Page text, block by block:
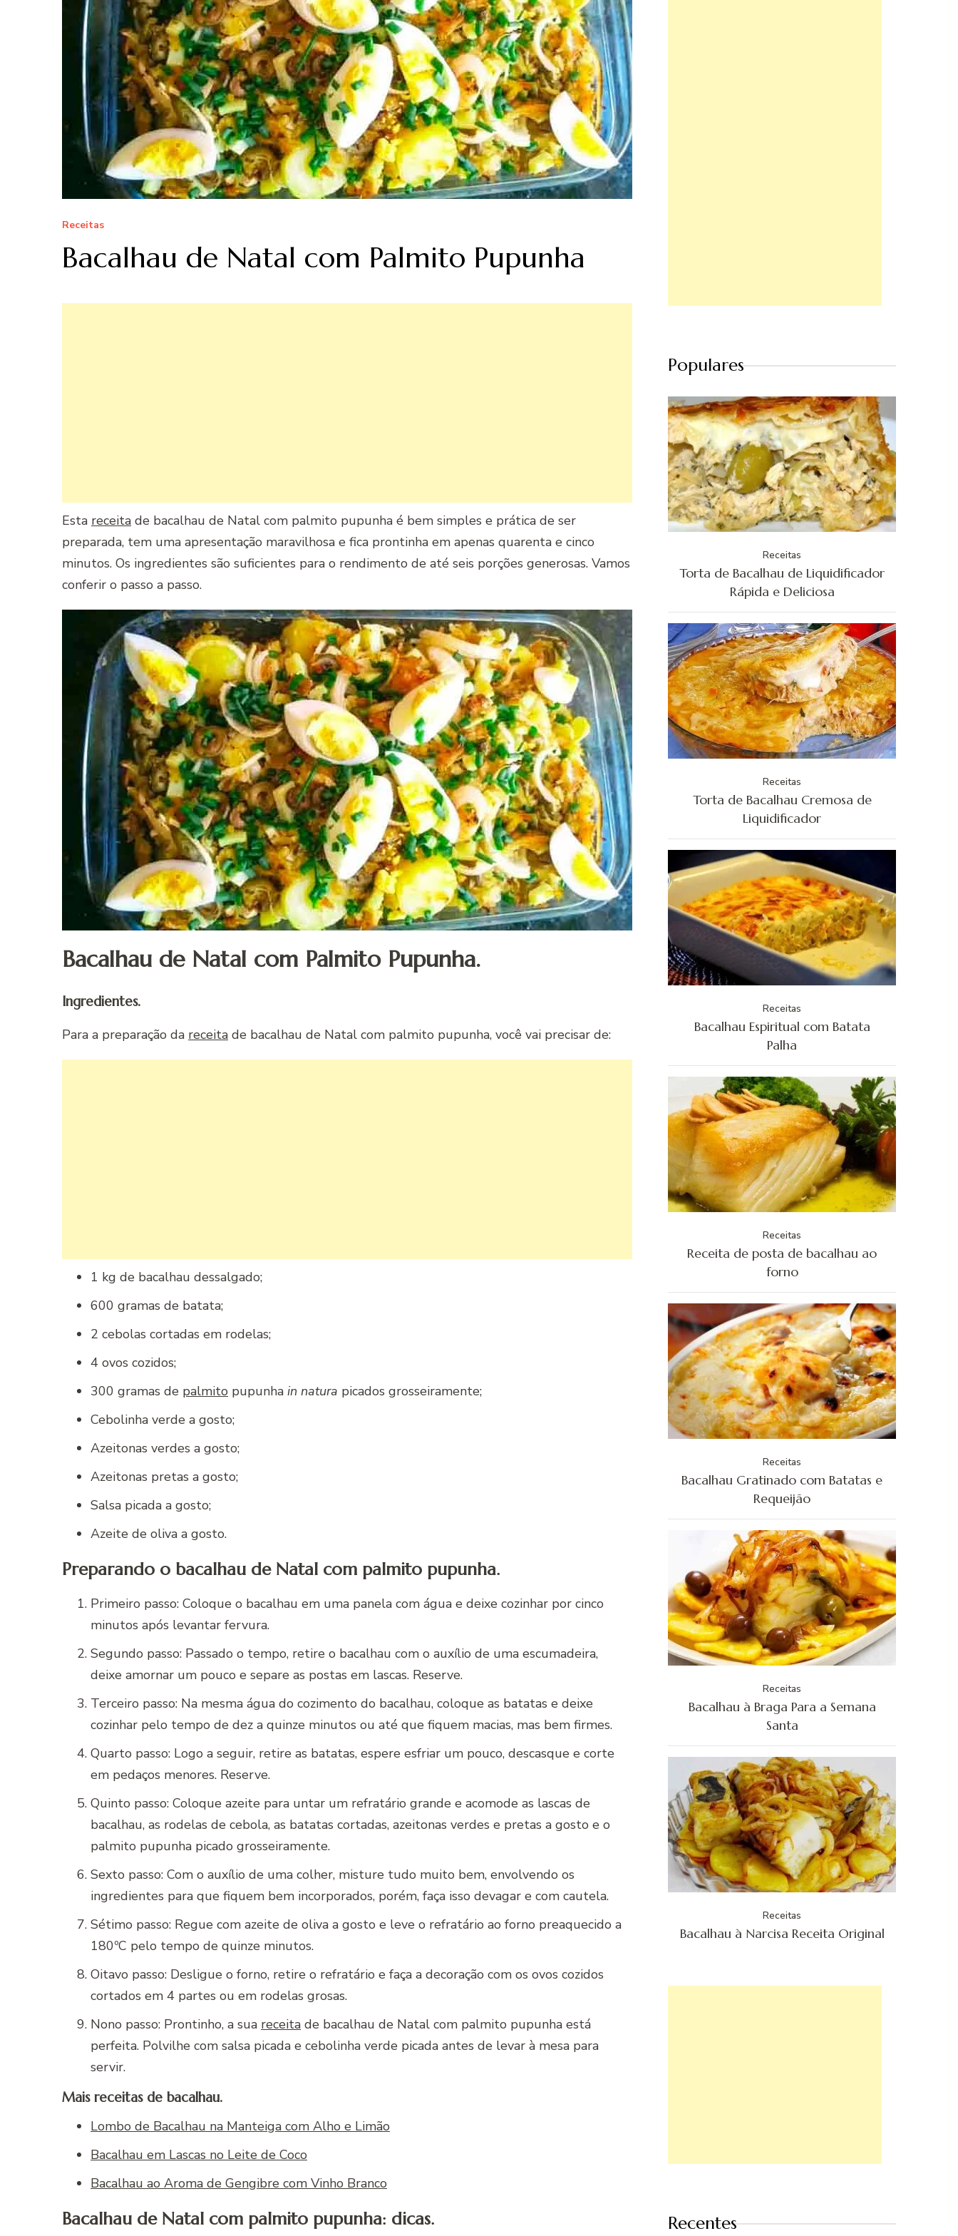
Receitas
Bacalhau de Natal com Palmito Pupunha
Esta receita de bacalhau de Natal com palmito pupunha é bem simples e prática de ser
preparada, tem uma apresentação maravilhosa e fica prontinha em apenas quarenta e cinco
minutos. Os ingredientes são suficientes para o rendimento de até seis porções generosas. Vamos
conferir o passo a passo.
Bacalhau de Natal com Palmito Pupunha.
Ingredientes.
Para a preparação da receita de bacalhau de Natal com palmito pupunha, você vai precisar de:
1 kg de bacalhau dessalgado;
600 gramas de batata;
2 cebolas cortadas em rodelas;
4 ovos cozidos;
300 gramas de palmito pupunha in natura picados grosseiramente;
Cebolinha verde a gosto;
Azeitonas verdes a gosto;
Azeitonas pretas a gosto;
Salsa picada a gosto;
Azeite de oliva a gosto.
Preparando o bacalhau de Natal com palmito pupunha.
Primeiro passo: Coloque o bacalhau em uma panela com água e deixe cozinhar por cinco
minutos após levantar fervura.
Segundo passo: Passado o tempo, retire o bacalhau com o auxílio de uma escumadeira,
deixe amornar um pouco e separe as postas em lascas. Reserve.
Terceiro passo: Na mesma água do cozimento do bacalhau, coloque as batatas e deixe
cozinhar pelo tempo de dez a quinze minutos ou até que fiquem macias, mas bem firmes.
Quarto passo: Logo a seguir, retire as batatas, espere esfriar um pouco, descasque e corte
em pedaços menores. Reserve.
Quinto passo: Coloque azeite para untar um refratário grande e acomode as lascas de
bacalhau, as rodelas de cebola, as batatas cortadas, azeitonas verdes e pretas a gosto e o
palmito pupunha picado grosseiramente.
Sexto passo: Com o auxílio de uma colher, misture tudo muito bem, envolvendo os
ingredientes para que fiquem bem incorporados, porém, faça isso devagar e com cautela.
Sétimo passo: Regue com azeite de oliva a gosto e leve o refratário ao forno preaquecido a
180ºC pelo tempo de quinze minutos.
Oitavo passo: Desligue o forno, retire o refratário e faça a decoração com os ovos cozidos
cortados em 4 partes ou em rodelas grosas.
Nono passo: Prontinho, a sua receita de bacalhau de Natal com palmito pupunha está
perfeita. Polvilhe com salsa picada e cebolinha verde picada antes de levar à mesa para
servir.
Mais receitas de bacalhau.
Lombo de Bacalhau na Manteiga com Alho e Limão
Bacalhau em Lascas no Leite de Coco
Bacalhau ao Aroma de Gengibre com Vinho Branco
Bacalhau de Natal com palmito pupunha: dicas.
Populares
Receitas
Torta de Bacalhau de Liquidificador
Rápida e Deliciosa
Receitas
Torta de Bacalhau Cremosa de
Liquidificador
Receitas
Bacalhau Espiritual com Batata
Palha
Receitas
Receita de posta de bacalhau ao
forno
Receitas
Bacalhau Gratinado com Batatas e
Requeijão
Receitas
Bacalhau à Braga Para a Semana
Santa
Receitas
Bacalhau à Narcisa Receita Original
Recentes